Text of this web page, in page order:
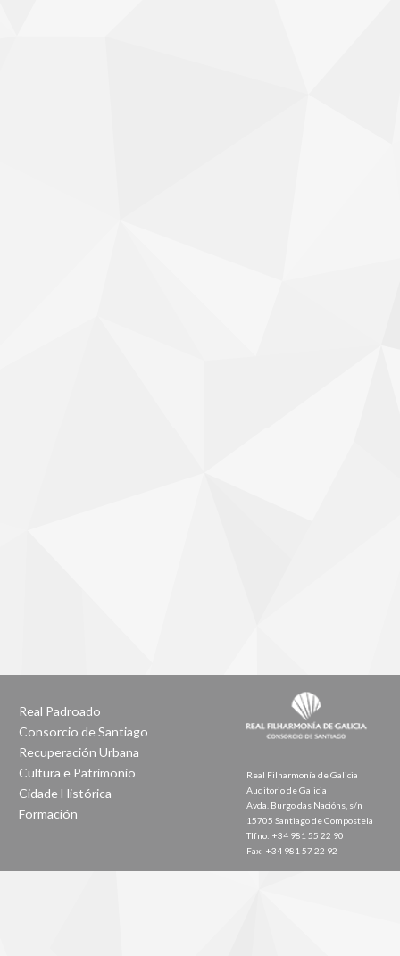
Real Padroado
Consorcio de Santiago
Recuperación Urbana
Cultura e Patrimonio
Cidade Histórica
Formación
Real Filharmonía de Galicia
Auditorio de Galicia
Avda. Burgo das Nacións, s/n
15705 Santiago de Compostela
Tlfno: +34 981 55 22 90
Fax: +34 981 57 22 92